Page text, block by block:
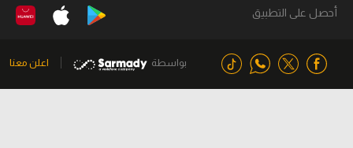
أحصل على التطبيق
بواسطة اعلن معنا